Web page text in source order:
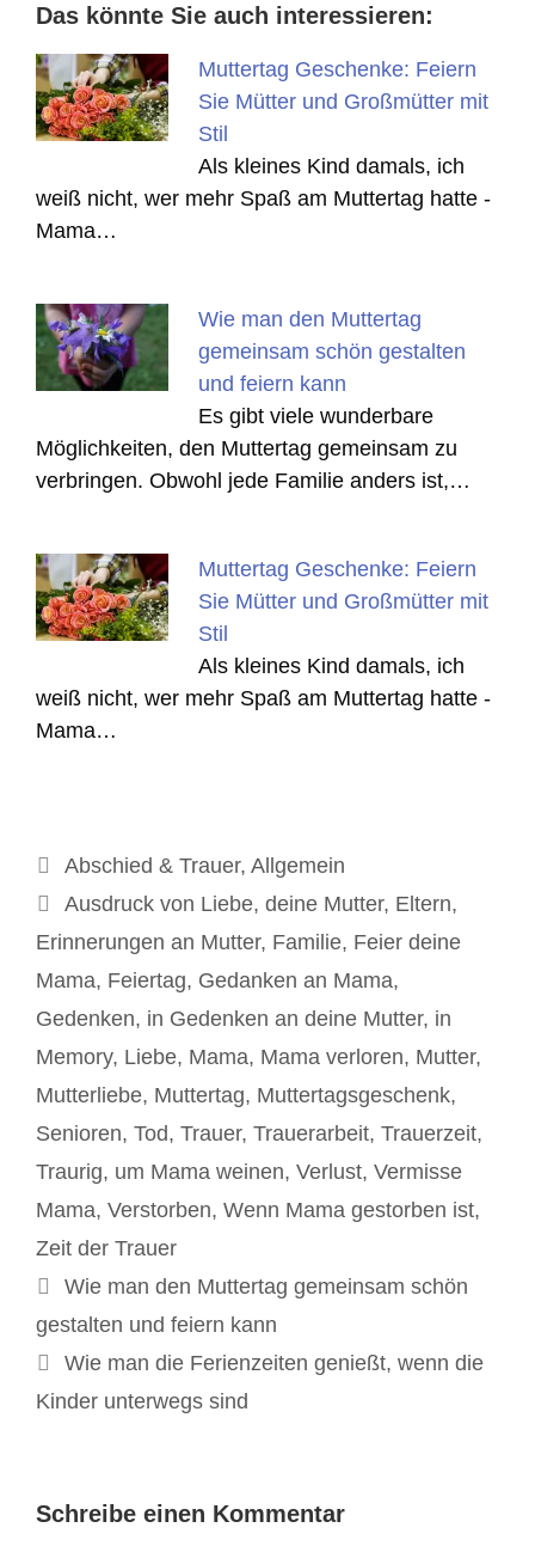
Das könnte Sie auch interessieren:
Muttertag Geschenke: Feiern
Sie Mütter und Großmütter mit
Stil
Als kleines Kind damals, ich
weiß nicht, wer mehr Spaß am Muttertag hatte -
Mama…
Wie man den Muttertag
gemeinsam schön gestalten
und feiern kann
Es gibt viele wunderbare
Möglichkeiten, den Muttertag gemeinsam zu
verbringen. Obwohl jede Familie anders ist,…
Muttertag Geschenke: Feiern
Sie Mütter und Großmütter mit
Stil
Als kleines Kind damals, ich
weiß nicht, wer mehr Spaß am Muttertag hatte -
Mama…
Kategorien
Abschied & Trauer, Allgemein
Schlagwörter
Ausdruck von Liebe, deine Mutter, Eltern,
Erinnerungen an Mutter, Familie, Feier deine
Mama, Feiertag, Gedanken an Mama,
Gedenken, in Gedenken an deine Mutter, in
Memory, Liebe, Mama, Mama verloren, Mutter,
Mutterliebe, Muttertag, Muttertagsgeschenk,
Senioren, Tod, Trauer, Trauerarbeit, Trauerzeit,
Traurig, um Mama weinen, Verlust, Vermisse
Mama, Verstorben, Wenn Mama gestorben ist,
Zeit der Trauer
Beitrags-
Navigation
Wie man den Muttertag gemeinsam schön
gestalten und feiern kann
Wie man die Ferienzeiten genießt, wenn die
Kinder unterwegs sind
Schreibe einen Kommentar